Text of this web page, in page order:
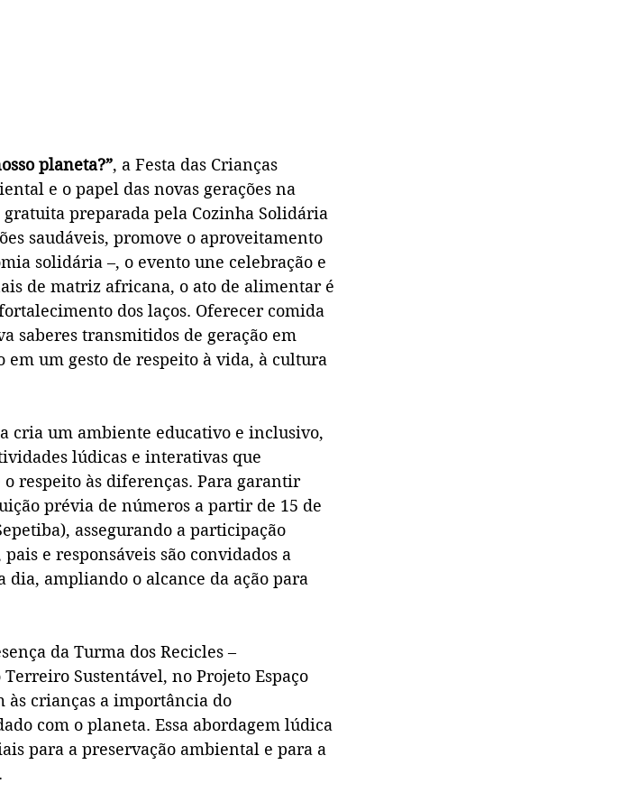
planeta?”, a Festa das Crianças
e o papel das novas gerações na
preparada pela Cozinha Solidária
saudáveis, promove o aproveitamento
solidária –, o evento une celebração e
de matriz africana, o ato de alimentar é
dos laços. Oferecer comida
saberes transmitidos de geração em
um gesto de respeito à vida, à cultura
cria um ambiente educativo e inclusivo,
lúdicas e interativas que
respeito às diferenças. Para garantir
prévia de números a partir de 15 de
assegurando a participação
e responsáveis são convidados a
ampliando o alcance da ação para
da Turma dos Recicles –
Sustentável, no Projeto Espaço
crianças a importância do
com o planeta. Essa abordagem lúdica
para a preservação ambiental e para a